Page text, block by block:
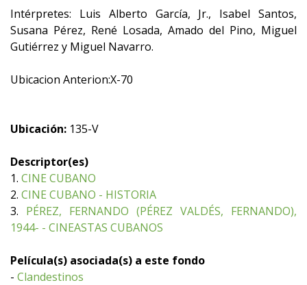
Intérpretes: Luis Alberto García, Jr., Isabel Santos,
Susana Pérez, René Losada, Amado del Pino, Miguel
Gutiérrez y Miguel Navarro.
Ubicacion Anterion:X-70
Ubicación: 135-V
Descriptor(es)
1. CINE CUBANO
2. CINE CUBANO - HISTORIA
3. PÉREZ, FERNANDO (PÉREZ VALDÉS, FERNANDO),
1944- - CINEASTAS CUBANOS
Película(s) asociada(s) a este fondo
- Clandestinos